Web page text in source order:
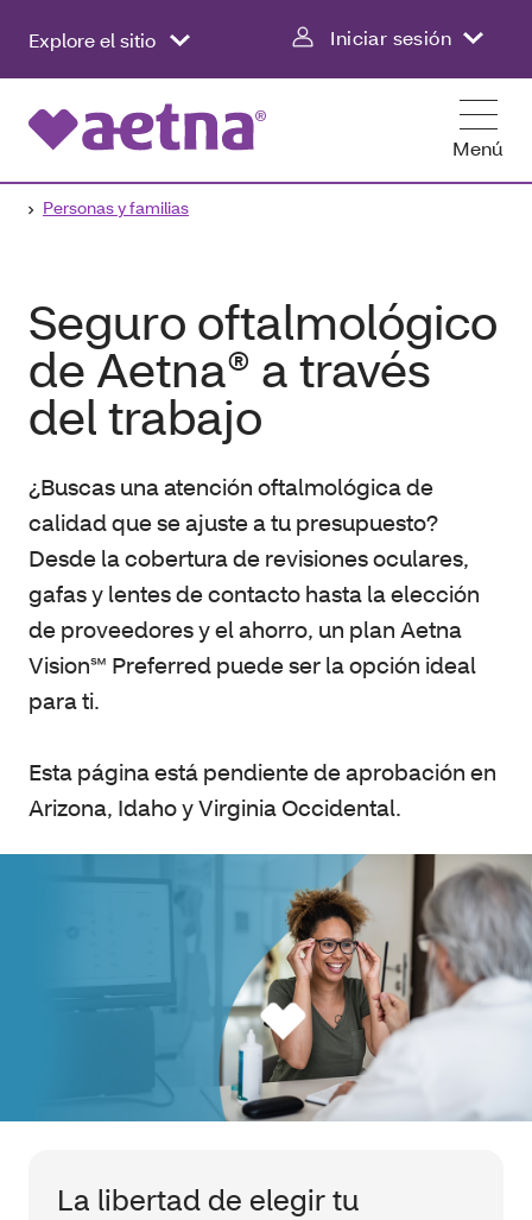
Explore el sitio Iniciar sesión
Menú
Personas y familias
Seguro oftalmológico
de Aetna® a través
del trabajo
¿Buscas una atención oftalmológica de
calidad que se ajuste a tu presupuesto?
Desde la cobertura de revisiones oculares,
gafas y lentes de contacto hasta la elección
de proveedores y el ahorro, un plan Aetna
Vision℠ Preferred puede ser la opción ideal
para ti.
Esta página está pendiente de aprobación en
Arizona, Idaho y Virginia Occidental.
La libertad de elegir tu